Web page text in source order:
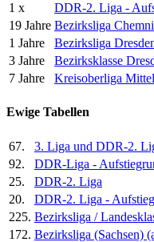
1 x
DDR-2. Liga -
19 Jahre Bezirksliga
1 Jahre
Bezirksliga
3 Jahre
Bezirksklasse
7 Jahre
Kreisoberliga
Ewige Tabellen
67.
3. Liga und DDR-2.
92.
DDR-Liga -
25.
DDR-2. Liga
20.
DDR-2. Liga -
225. Bezirksliga /
172. Bezirksliga (Sachsen)